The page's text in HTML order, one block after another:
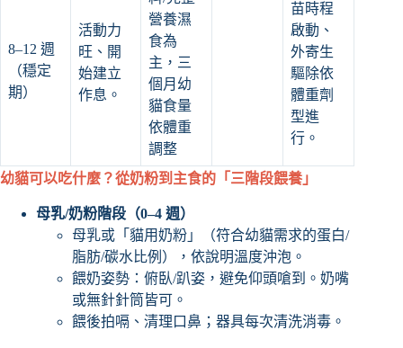
8–12 週
（穩定
期）
活動力
旺、開
始建立
作息。
營養濕
食為
主，三
個月幼
貓食量
依體重
調整
苗時程
啟動、
外寄生
驅除依
體重劑
型進
行。
幼貓可以吃什麼？從奶粉到主食的「三階段餵養」
母乳/奶粉階段（0–4 週）
母乳或「貓用奶粉」（符合幼貓需求的蛋白/
脂肪/碳水比例），依說明溫度沖泡。
餵奶姿勢：俯臥/趴姿，避免仰頭嗆到。奶嘴
或無針針筒皆可。
餵後拍嗝、清理口鼻；器具每次清洗消毒。